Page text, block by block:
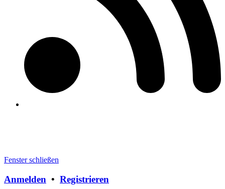
Fenster schließen
Anmelden • Registrieren